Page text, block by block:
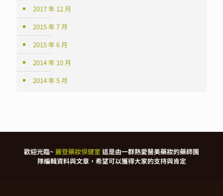
2017 年 12 月
2015 年 7 月
2015 年 6 月
2014 年 10 月
2014 年 5 月
歡迎光臨~ 麗登藥妝保健室這是由一群熱愛醫美藥妝的藥師團
隊編輯資料與文章，希望可以獲得大家的支持與肯定